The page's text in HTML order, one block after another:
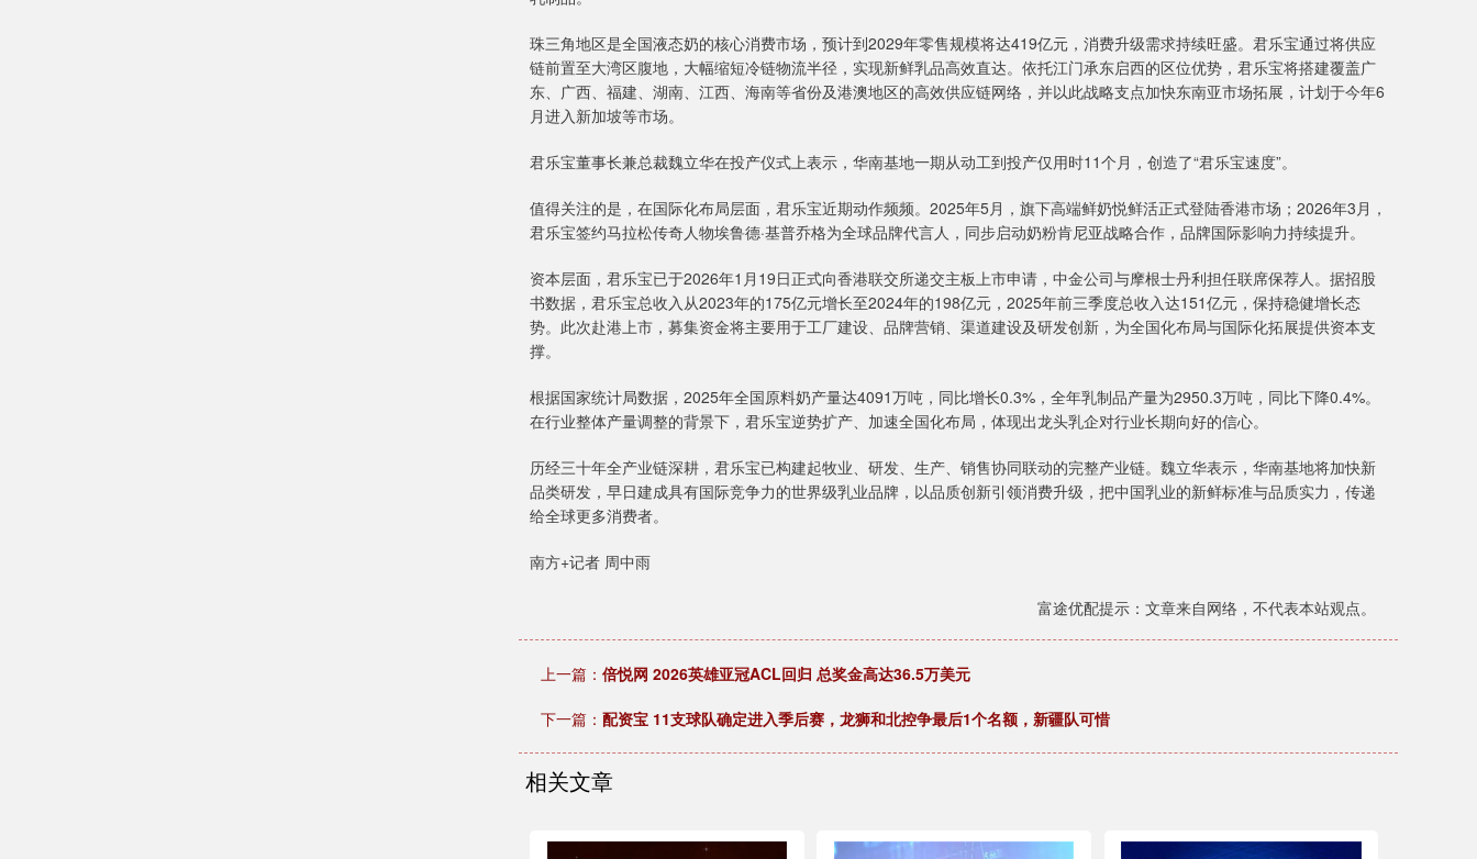
珠三角地区是全国液态奶的核心消费市场，预计到2029年零售规模将达419亿元，消费升级需求持续旺盛。君乐宝通过将供应
链前置至大湾区腹地，大幅缩短冷链物流半径，实现新鲜乳品高效直达。依托江门承东启西的区位优势，君乐宝将搭建覆盖广
东、广西、福建、湖南、江西、海南等省份及港澳地区的高效供应链网络，并以此战略支点加快东南亚市场拓展，计划于今年6
月进入新加坡等市场。
君乐宝董事长兼总裁魏立华在投产仪式上表示，华南基地一期从动工到投产仅用时11个月，创造了“君乐宝速度”。
值得关注的是，在国际化布局层面，君乐宝近期动作频频。2025年5月，旗下高端鲜奶悦鲜活正式登陆香港市场；2026年3月，
君乐宝签约马拉松传奇人物埃鲁德·基普乔格为全球品牌代言人，同步启动奶粉肯尼亚战略合作，品牌国际影响力持续提升。
资本层面，君乐宝已于2026年1月19日正式向香港联交所递交主板上市申请，中金公司与摩根士丹利担任联席保荐人。据招股
书数据，君乐宝总收入从2023年的175亿元增长至2024年的198亿元，2025年前三季度总收入达151亿元，保持稳健增长态
势。此次赴港上市，募集资金将主要用于工厂建设、品牌营销、渠道建设及研发创新，为全国化布局与国际化拓展提供资本支
撑。
根据国家统计局数据，2025年全国原料奶产量达4091万吨，同比增长0.3%，全年乳制品产量为2950.3万吨，同比下降0.4%。
在行业整体产量调整的背景下，君乐宝逆势扩产、加速全国化布局，体现出龙头乳企对行业长期向好的信心。
历经三十年全产业链深耕，君乐宝已构建起牧业、研发、生产、销售协同联动的完整产业链。魏立华表示，华南基地将加快新
品类研发，早日建成具有国际竞争力的世界级乳业品牌，以品质创新引领消费升级，把中国乳业的新鲜标准与品质实力，传递
给全球更多消费者。
南方+记者 周中雨
富途优配提示：文章来自网络，不代表本站观点。
上一篇： 倍悦网 2026英雄亚冠ACL回归 总奖金高达36.5万美元
下一篇： 配资宝 11支球队确定进入季后赛，龙狮和北控争最后1个名额，新疆队可惜
相关文章